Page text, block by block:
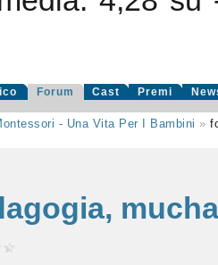
Forum Cast Premi
- Una Vita Per I Bambini »